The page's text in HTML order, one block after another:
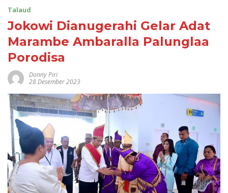
Talaud
Jokowi Dianugerahi Gelar Adat
Marambe Ambaralla Palunglaa
Porodisa
Donny Piri
28 Desember 2023